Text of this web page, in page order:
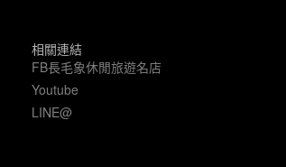
相關連結
FB長毛象休閒旅遊名店
Youtube
LINE@